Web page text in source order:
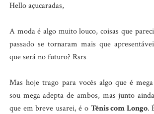
Hello açucaradas,
A moda é algo muito louco, coisas que
passado se tornaram mais que
que será no futuro? Rsrs
Mas hoje trago para vocês algo que é
sou mega adepta de ambos, mas junto
que em breve usarei, é o Tênis com Longo.